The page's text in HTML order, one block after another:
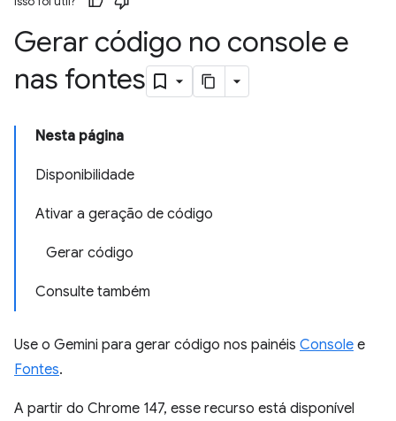
Gerar código no console e
nas fontes
Nesta página
Disponibilidade
Ativar a geração de código
Gerar código
Consulte também
Use o Gemini para gerar código nos painéis Console e
Fontes.
A partir do Chrome 147, esse recurso está disponível